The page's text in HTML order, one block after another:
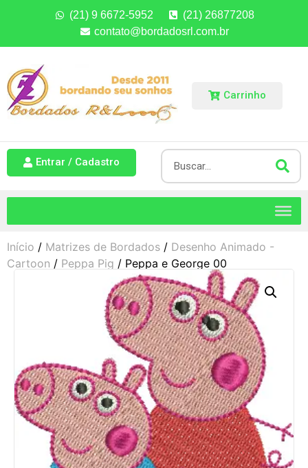
(21) 9 6672-5952
(21) 26877208
contato@bordadosrl.com.br
Carrinho
Entrar / Cadastro
Início / Matrizes de Bordados / Desenho Animado -
Cartoon / Peppa Pig / Peppa e George 00